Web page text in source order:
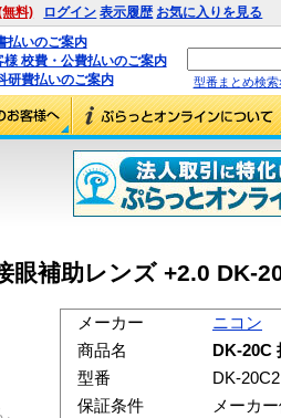
料) ログイン 表示履歴 お気に入りを見る
払いのご案内
校費・公費払いのご案内
研費払いのご案内
型番まとめ検索
眼補助レンズ +2.0 DK-
メーカー
ニコン
商品名
DK-20C
型番
DK-20C2
保証条件
メーカ